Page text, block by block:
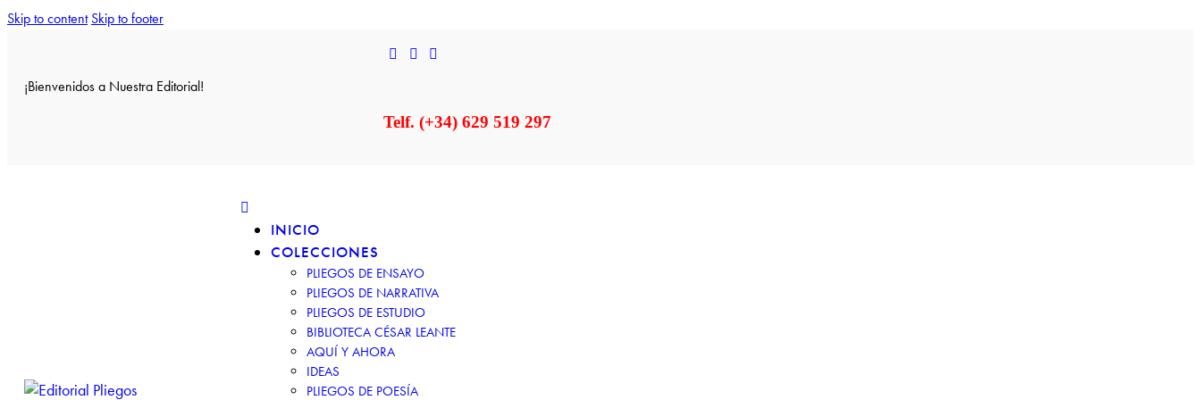
Skip to content Skip to footer
¡Bienvenidos a Nuestra Editorial!
Telf. (+34) 629 519 297
INICIO
COLECCIONES
PLIEGOS DE ENSAYO
PLIEGOS DE NARRATIVA
PLIEGOS DE ESTUDIO
BIBLIOTECA CÉSAR LEANTE
AQUÍ Y AHORA
IDEAS
PLIEGOS DE POESÍA